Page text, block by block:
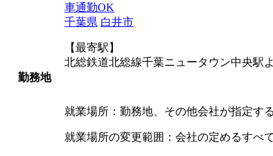
勤務地
車通勤OK
千葉県 白井市
【最寄駅】
北総鉄道北総線千葉ニュータウン中央駅
就業場所：勤務地、その他会社が指定す
就業場所の変更範囲：会社の定めるすべ